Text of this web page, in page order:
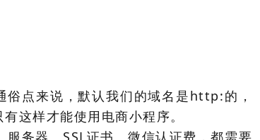
俗点来说，默认我们的域名是http:的，
这样才能使用电商小程序。
服务器、SSL证书、微信认证费，都需要